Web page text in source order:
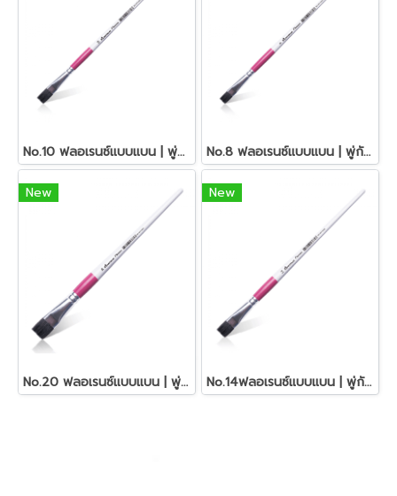
No.10 ฟลอเรนซ์แบบแบน | พู่กันอเนกประสงค์ มาสเตอร์อาร์ต No.8 ฟลอเรนซ์แบบแบน | พู่กันอเนกประสงค์ มาสเตอร์อาร์ต
New
No.20 ฟลอเรนซ์แบบแบน | พู่กันอเนกประสงค์ มาสเตอร์อาร์ต
New
No.14ฟลอเรนซ์แบบแบน | พู่กันอเนกประสงค์ มาสเตอร์อาร์ต